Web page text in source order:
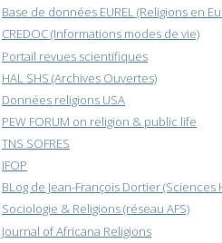
Base de données EUREL (Religions en
CREDOC (Informations modes de vie)
Portail revues scientifiques
HAL SHS (Archives Ouvertes)
Données religions USA
PEW FORUM on religion & public life
TNS SOFRES
IFOP
BLog de Jean-François Dortier (Sciences
Sociologie & Religions (réseau AFS)
Journal of Africana Religions